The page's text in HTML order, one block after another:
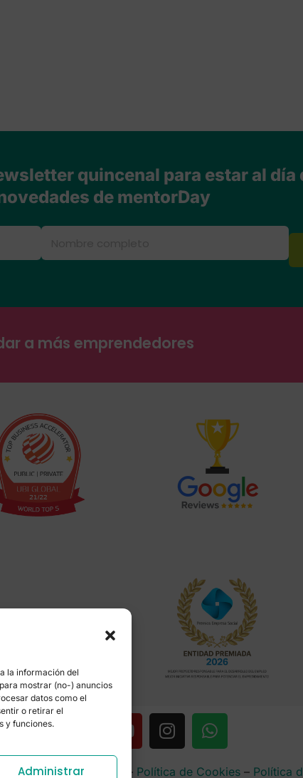
la información del
mostrar (no-) anuncios
datos como el
o retirar el
y funciones.
Administrar
quincenal para estar al día
de mentorDay
a más emprendedores
–Aviso Legal – Política de Cookies– Política